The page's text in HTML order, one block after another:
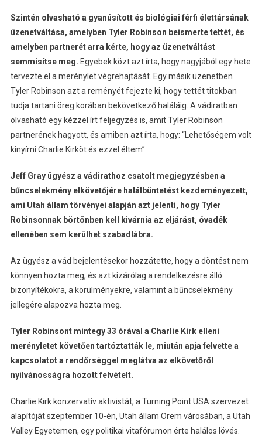
Szintén olvasható a gyanúsított és biológiai férfi élettársának
üzenetváltása, amelyben Tyler Robinson beismerte tettét, és
amelyben partnerét arra kérte, hogy az üzenetváltást
semmisítse meg. Egyebek közt azt írta, hogy nagyjából egy hete
tervezte el a merénylet végrehajtását. Egy másik üzenetben
Tyler Robinson azt a reményét fejezte ki, hogy tettét titokban
tudja tartani öreg korában bekövetkező haláláig. A vádiratban
olvasható egy kézzel írt feljegyzés is, amit Tyler Robinson
partnerének hagyott, és amiben azt írta, hogy: “Lehetőségem volt
kinyírni Charlie Kirköt és ezzel éltem”.
Jeff Gray ügyész a vádirathoz csatolt megjegyzésben a
bűncselekmény elkövetőjére halálbüntetést kezdeményezett,
ami Utah állam törvényei alapján azt jelenti, hogy Tyler
Robinsonnak börtönben kell kivárnia az eljárást, óvadék
ellenében sem kerülhet szabadlábra.
Az ügyész a vád bejelentésekor hozzátette, hogy a döntést nem
könnyen hozta meg, és azt kizárólag a rendelkezésre álló
bizonyítékokra, a körülményekre, valamint a bűncselekmény
jellegére alapozva hozta meg.
Tyler Robinsont mintegy 33 órával a Charlie Kirk elleni
merényletet követően tartóztatták le, miután apja felvette a
kapcsolatot a rendőrséggel meglátva az elkövetőről
nyilvánosságra hozott felvételt.
Charlie Kirk konzervatív aktivistát, a Turning Point USA szervezet
alapítóját szeptember 10-én, Utah állam Orem városában, a Utah
Valley Egyetemen, egy politikai vitafórumon érte halálos lövés.